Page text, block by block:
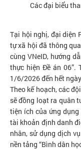
Các đại biểu
Tại hội nghị, đại diện
tự xã hội đã thông
cùng VNeID, hướng
thực hiện Đề án 06”.
1/6/2026 đến hết
Theo kế hoạch, các
sẽ đồng loạt ra quân
tiện ích của ứng
tài khoản định danh
nhân, sử dụng dịch
nền tảng “Bình dân